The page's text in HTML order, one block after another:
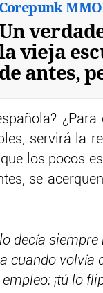
Corepunk
vieja
de antes,
servirá la
los pocos
se
decía
cuando volvía
¡tú lo